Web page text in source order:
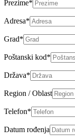
Prezime*
Adresa*
Grad*
Poštanski kod*
Država*
Region / Oblast
Telefon*
Datum rođenja